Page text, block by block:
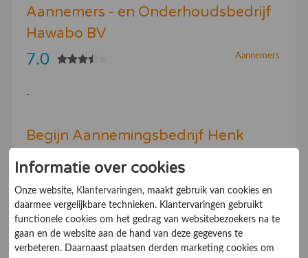
Aannemers - en Onderhoudsbedrijf
Hawabo BV
Aannemers
7.0
-
Begijn Aannemingsbedrijf Henk
7.0
Informatie over cookies
Onze website, Klantervaringen, maakt gebruik van cookies en
daarmee vergelijkbare technieken. Klantervaringen gebruikt
functionele cookies om het gedrag van websitebezoekers na te
gaan en de website aan de hand van deze gegevens te
verbeteren. Daarnaast plaatsen derden marketing cookies om